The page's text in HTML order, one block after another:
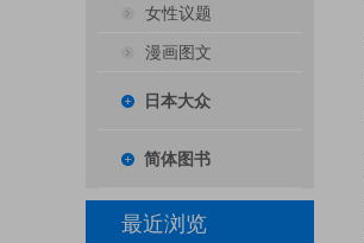
女性议题
漫画图文
日本大众
简体图书
最近浏览